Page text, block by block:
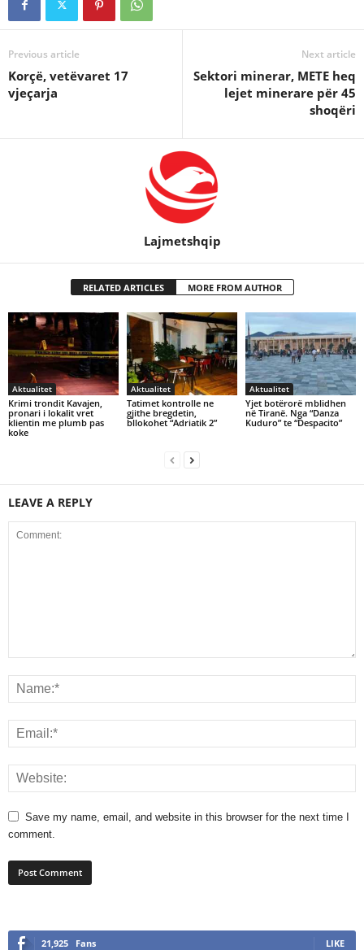
Previous article
Korçë, vetëvaret 17
vjeçarja
Next article
Sektori minerar, METE heq
lejet minerare për 45
shoqëri
Lajmetshqip
RELATED ARTICLES MORE FROM AUTHOR
Aktualitet
Krimi trondit Kavajen,
pronari i lokalit vret
klientin me plumb pas
koke
Aktualitet
Tatimet kontrolle ne
gjithe bregdetin,
bllokohet “Adriatik 2”
Aktualitet
Yjet botërorë mblidhen
në Tiranë. Nga “Danza
Kuduro” te “Despacito”
LEAVE A REPLY
Save my name, email, and website in this browser for the next time I
comment.
21,925 Fans LIKE